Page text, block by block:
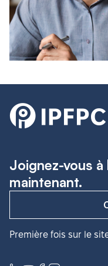
Joignez-vous à
maintenant.
Première fois sur le